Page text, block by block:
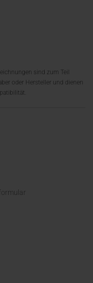
sind zum Teil
oder Hersteller und dienen